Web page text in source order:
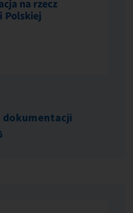
dokumentacji